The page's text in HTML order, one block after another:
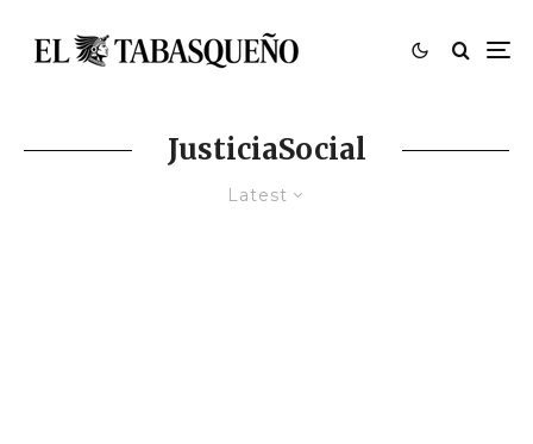
JusticiaSocial
Latest